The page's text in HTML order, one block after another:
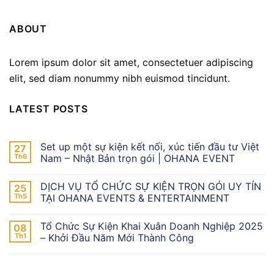
ABOUT
Lorem ipsum dolor sit amet, consectetuer adipiscing
elit, sed diam nonummy nibh euismod tincidunt.
LATEST POSTS
27
Th6
Set up một sự kiện kết nối, xúc tiến đầu tư Việt
Nam – Nhật Bản trọn gói | OHANA EVENT
25
Th5
DỊCH VỤ TỔ CHỨC SỰ KIỆN TRỌN GÓI UY TÍN
TẠI OHANA EVENTS & ENTERTAINMENT
08
Th1
Tổ Chức Sự Kiện Khai Xuân Doanh Nghiệp 2025
– Khởi Đầu Năm Mới Thành Công